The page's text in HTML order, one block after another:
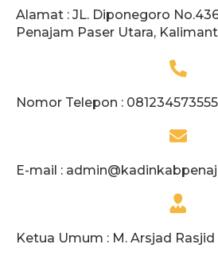
Alamat : JL. Diponegoro
Penajam Paser Utara,
Nomor Telepon : 081234573555
E-mail :
Ketua Umum : M. Arsjad Rasjid